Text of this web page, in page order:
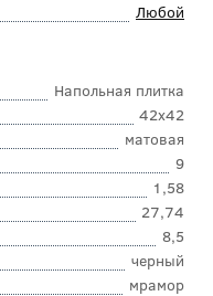
Любой
Напольная плитка
42x42
матовая
9
1,58
27,74
8,5
черный
мрамор